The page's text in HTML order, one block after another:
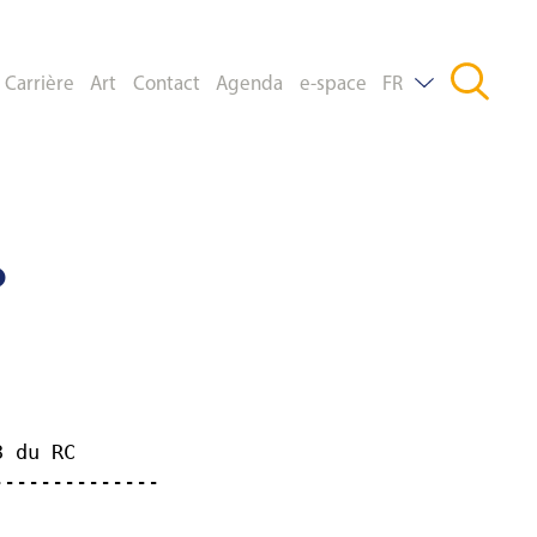
Carrière Art Contact Agenda e-space FR
RC